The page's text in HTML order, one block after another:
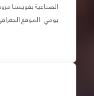
يومي الموقع